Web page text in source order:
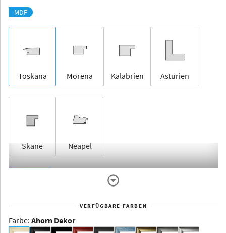
MDF
Toskana Morena Kalabrien Asturien
Skane Neapel
VERFÜGBARE FARBEN
Farbe: Ahorn Dekor